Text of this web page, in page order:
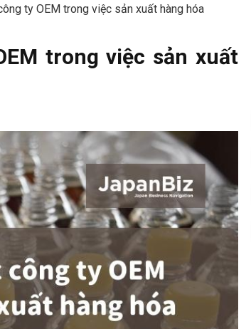
ty OEM trong việc sản xuất hàng hóa
trong việc sản xuất